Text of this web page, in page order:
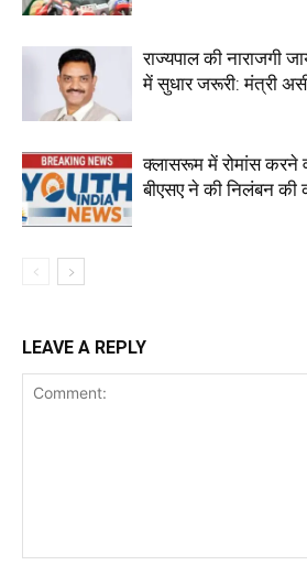
राज्यपाल की नाराजगी
में सुधार जरूरी: मंत्री
क्लासरूम में रोमांस करने
बीएसए ने की निलंबन की
LEAVE A REPLY